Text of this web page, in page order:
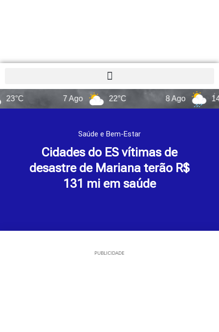
22°C 14°C
Saúde e Bem-Estar
Cidades do ES vítimas de
desastre de Mariana terão R$
131 mi em saúde
PUBLICIDADE